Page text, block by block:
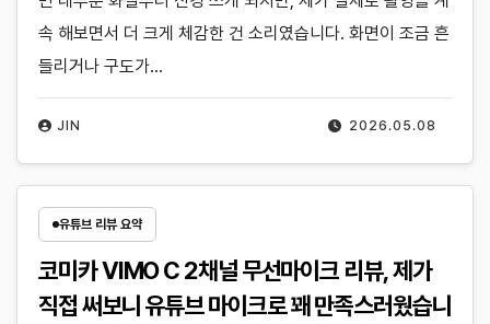
2026.05.08
JIN
속 해보면서 더 크게 체감한 건 소리였습니다. 화면이 조금 흔
들리거나 구도가…
유튜브 리뷰 요약
코미카 VIMO C 2채널 무선마이크 리뷰, 제가
직접 써보니 유튜브 마이크로 꽤 만족스러웠습니